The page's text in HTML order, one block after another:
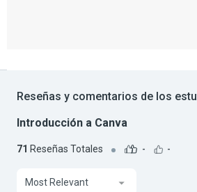
Reseñas y comentarios de los
Introducción a Canva
71 Reseñas Totales - -
Most Relevant